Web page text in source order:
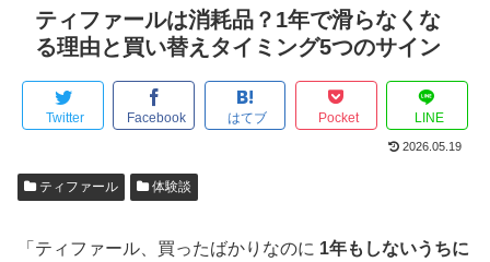
ティファールは消耗品？1年で滑らなくな
る理由と買い替えタイミング5つのサイン
Twitter Facebook はてブ Pocket LINE
2026.05.19
ティファール 体験談
「ティファール、買ったばかりなのに 1年もしないうちに